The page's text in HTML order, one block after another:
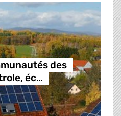
des
éc…